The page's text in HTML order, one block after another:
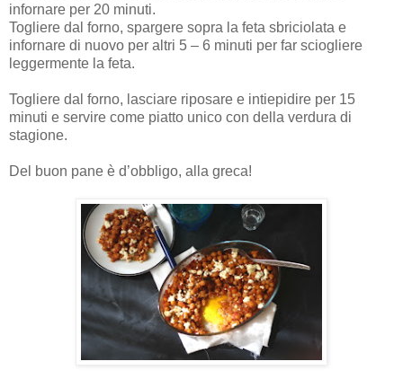
infornare per 20 minuti.
Togliere dal forno, spargere sopra la feta sbriciolata e
infornare di nuovo per altri 5 – 6 minuti per far sciogliere
leggermente la feta.
Togliere dal forno, lasciare riposare e intiepidire per 15
minuti e servire come piatto unico con della verdura di
stagione.
Del buon pane è d’obbligo, alla greca!